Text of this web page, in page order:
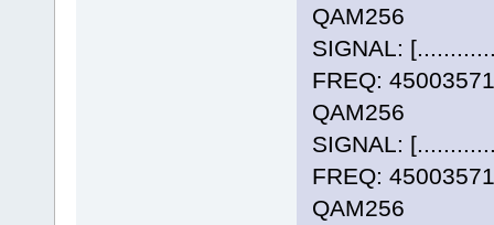
QAM256
SIGNAL:
FREQ:
QAM256
SIGNAL:
FREQ:
QAM256